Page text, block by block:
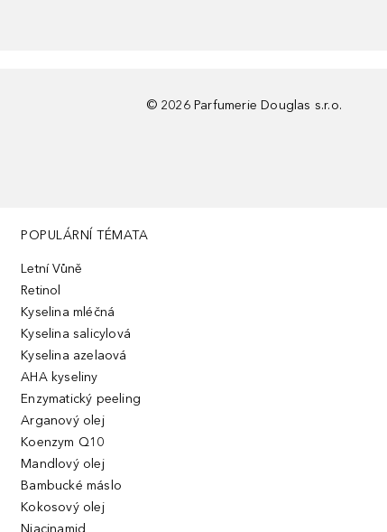
© 2026 Parfumerie Douglas s.r.o.
POPULÁRNÍ TÉMATA
Letní Vůně
Retinol
Kyselina mléčná
Kyselina salicylová
Kyselina azelaová
AHA kyseliny
Enzymatický peeling
Arganový olej
Koenzym Q10
Mandlový olej
Bambucké máslo
Kokosový olej
Niacinamid